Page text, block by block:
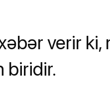
verir
biridir.